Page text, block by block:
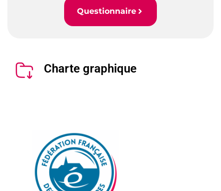
Questionnaire
Charte graphique